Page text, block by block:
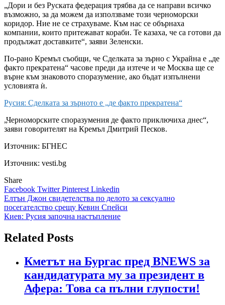
„Дори и без Руската федерация трябва да се направи всичко
възможно, за да можем да използваме този черноморски
коридор. Ние не се страхуваме. Към нас се обърнаха
компании, които притежават кораби. Те казаха, че са готови да
продължат доставките“, заяви Зеленски.
По-рано Кремъл съобщи, че Сделката за зърно с Украйна е „де
факто прекратена“ часове преди да изтече и че Москва ще се
върне към знаковото споразумение, ако бъдат изпълнени
условията ѝ.
Русия: Сделката за зърното е „де факто прекратена“
„Черноморските споразумения де факто приключиха днес“,
заяви говорителят на Кремъл Дмитрий Песков.
Източник: БГНЕС
Източник: vesti.bg
Share
Facebook TwitterPinterest Linkedin
Навигация
Елтън Джон свидетелства по делото за сексуално
посегателство срещу Кевин Спейси
Киев: Русия започна настъпление
Related Posts
Кметът на Бургас пред BNEWS за
кандидатурата му за президент в
Афера: Това са пълни глупости!